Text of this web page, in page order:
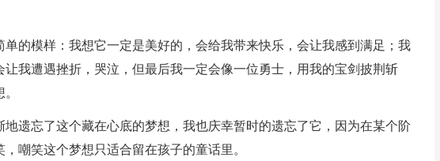
单的模样：我想它一定是美好的，会给我带来快乐，会让我感到满足；我
我遭遇挫折，哭泣，但最后我一定会像一位勇士，用我的宝剑披荆斩
遗忘了这个藏在心底的梦想，我也庆幸暂时的遗忘了它，因为在某个阶
嘲笑这个梦想只适合留在孩子的童话里。